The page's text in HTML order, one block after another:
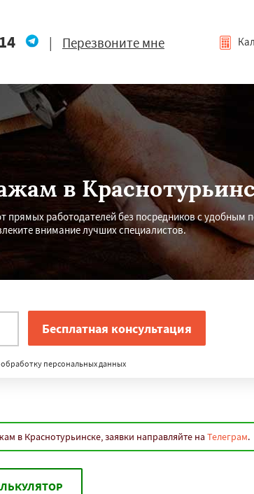
| Перезвоните мне
в
работодателей без посредников с удобным
внимание лучших специалистов.
обработку персональных данных
в Краснотурьинске, заявки направляйте на Телеграм.